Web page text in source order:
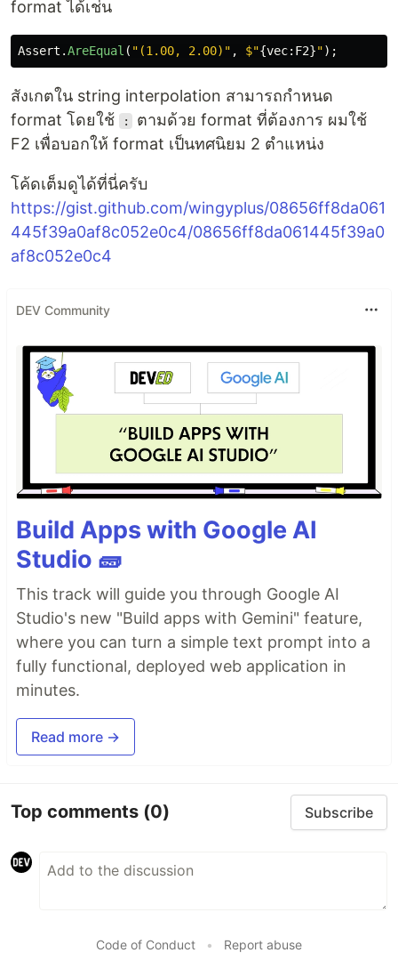
format ได้เช่น
Assert .AreEqual ( "(1.00, 2.00)" , $"{vec: F2}");
สังเกตใน string interpolation สามารถกำหนด
format โดยใช้
:
ตามด้วย format ที่ต้องการ ผมใช้
F2 เพื่อบอกให้ format เป็นทศนิยม 2 ตำแหน่ง
โค้ดเต็มดูได้ที่นี่ครับ
https://gist.github.com/wingyplus/08656ff8da061
445f39a0af8c052e0c4/08656ff8da061445f39a0
af8c052e0c4
DEV Community
Build Apps with Google AI
Studio 🧱
This track will guide you through Google AI
Studio's new "Build apps with Gemini" feature,
where you can turn a simple text prompt into a
fully functional, deployed web application in
minutes.
Read more →
Top comments (0) Subscribe
Code of Conduct • Report abuse